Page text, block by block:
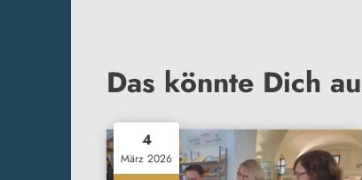
Das könnte Dich
4
März 2026